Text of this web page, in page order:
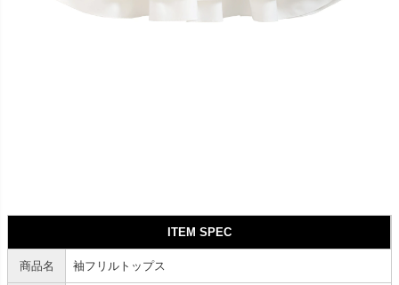
ITEM SPEC
商品名 袖フリルトップス